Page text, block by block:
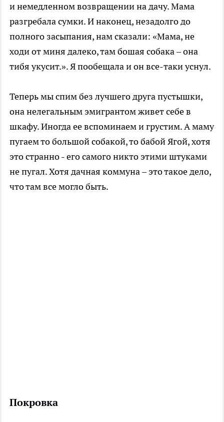
и немедленном возвращении на дачу. Мама
разгребала сумки. И наконец, незадолго до
полного засыпания, нам сказали: «Мама, не
ходи от миня далеко, там бошая собака – она
тибя укусит.». Я пообещала и он все-таки уснул.
Теперь мы спим без лучшего друга пустышки,
она нелегальным эмигрантом живет себе в
шкафу. Иногда ее вспоминаем и грустим. А маму
пугаем то большой собакой, то бабой Ягой, хотя
это странно - его самого никто этими штуками
не пугал. Хотя дачная коммуна – это такое дело,
что там все могло быть.
Покровка